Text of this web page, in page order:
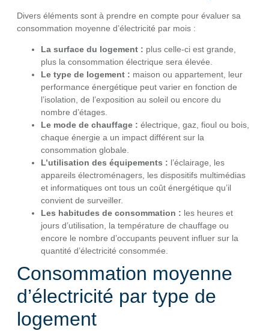
Divers éléments sont à prendre en compte pour évaluer sa
consommation moyenne d’électricité par mois :
La surface du logement : plus celle-ci est grande,
plus la consommation électrique sera élevée.
Le type de logement : maison ou appartement, leur
performance énergétique peut varier en fonction de
l’isolation, de l’exposition au soleil ou encore du
nombre d’étages.
Le mode de chauffage : électrique, gaz, fioul ou bois,
chaque énergie a un impact différent sur la
consommation globale.
L’utilisation des équipements : l’éclairage, les
appareils électroménagers, les dispositifs multimédias
et informatiques ont tous un coût énergétique qu’il
convient de surveiller.
Les habitudes de consommation : les heures et
jours d’utilisation, la température de chauffage ou
encore le nombre d’occupants peuvent influer sur la
quantité d’électricité consommée.
Consommation moyenne
d’électricité par type de
logement